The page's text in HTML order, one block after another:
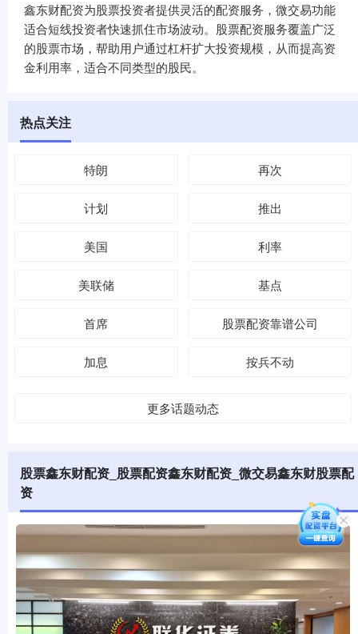
鑫东财配资为股票投资者提供灵活的配资服务，微交易功能
适合短线投资者快速抓住市场波动。股票配资服务覆盖广泛
的股票市场，帮助用户通过杠杆扩大投资规模，从而提高资
金利用率，适合不同类型的股民。
热点关注
特朗 再次
计划 推出
美国 利率
美联储 基点
首席 股票配资靠谱公司
加息 按兵不动
更多话题动态
股票鑫东财配资_股票配资鑫东财配资_微交易鑫东财股票配
资